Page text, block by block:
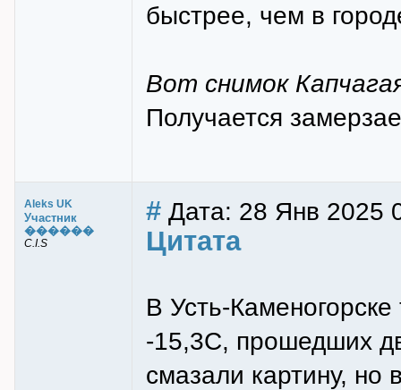
быстрее, чем в
Вот снимок
Получается
Aleks UK
Участник
������
C.I.S
# Дата: 28 Янв 2025
Цитата
В Усть-
-15,3С, прошедших
смазали картину, но